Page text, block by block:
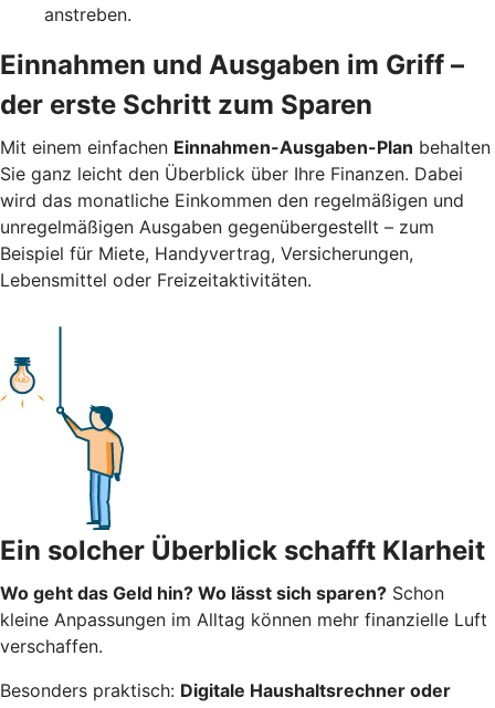
anstreben.
Einnahmen und Ausgaben im Griff –
der erste Schritt zum Sparen
Mit einem einfachen Einnahmen-Ausgaben-Plan behalten
Sie ganz leicht den Überblick über Ihre Finanzen. Dabei
wird das monatliche Einkommen den regelmäßigen und
unregelmäßigen Ausgaben gegenübergestellt – zum
Beispiel für Miete, Handyvertrag, Versicherungen,
Lebensmittel oder Freizeitaktivitäten.
Ein solcher Überblick schafft Klarheit
Wo geht das Geld hin? Wo lässt sich sparen? Schon
kleine Anpassungen im Alltag können mehr finanzielle Luft
verschaffen.
Besonders praktisch: Digitale Haushaltsrechner oder